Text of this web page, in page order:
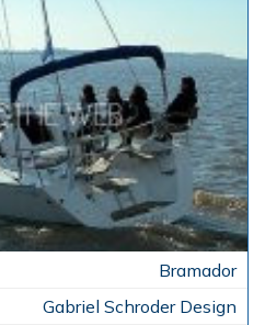
Bramador
Gabriel Schroder Design